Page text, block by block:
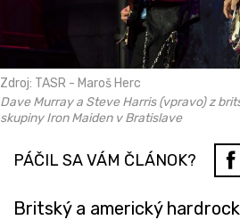
Zdroj: TASR - Maroš Herc
Dave Murray a Steve Harris (vpravo) z
skupiny Iron Maiden v Bratislave
PÁČIL SA VÁM ČLÁNOK?
Britský a americký